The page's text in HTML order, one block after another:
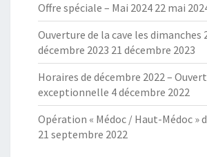
Offre spéciale – Mai 2024 22 mai
Ouverture de la cave les dimanches
décembre 2023 21 décembre 2023
Horaires de décembre 2022 –
exceptionnelle 4 décembre 2022
Opération « Médoc / Haut-Médoc »
21 septembre 2022